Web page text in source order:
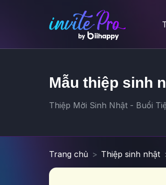
Mẫu thiệp sinh
Thiệp Mời Sinh Nhật - Buổi
Trang chủ Thiệp sinh nhật